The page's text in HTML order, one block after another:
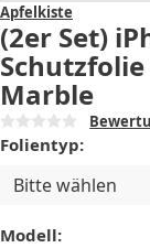
Apfelkiste
(2er Set)
Marble
Folientyp:
Bitte wählen
Modell: